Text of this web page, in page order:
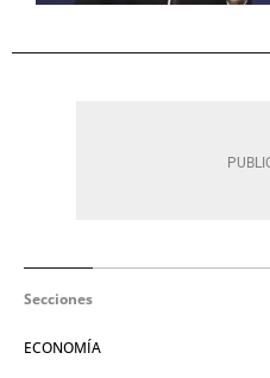
Secciones
ECONOMÍA